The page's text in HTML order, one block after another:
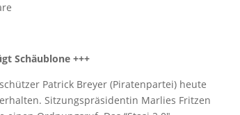
Schäublone +++
Patrick Breyer (Piratenpartei) heute
Sitzungspräsidentin Marlies Fritzen